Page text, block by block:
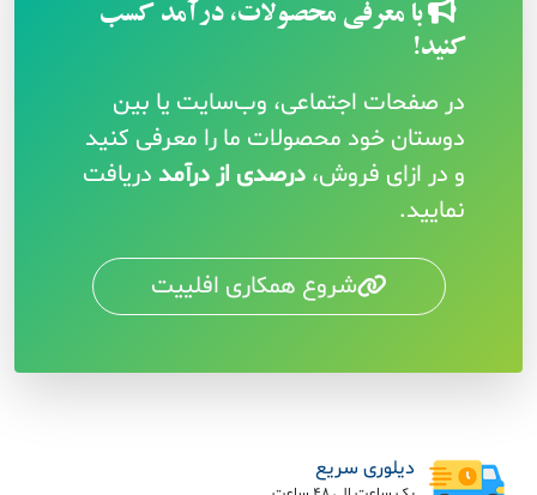
با معرفی محصولات، درآمد کسب
کنید!
در صفحات اجتماعی، وب‌سایت یا بین
دوستان خود محصولات ما را معرفی کنید
و در ازای فروش، درصدی از درآمد دریافت
نمایید.
شروع همکاری افلییت
دیلوری سریع